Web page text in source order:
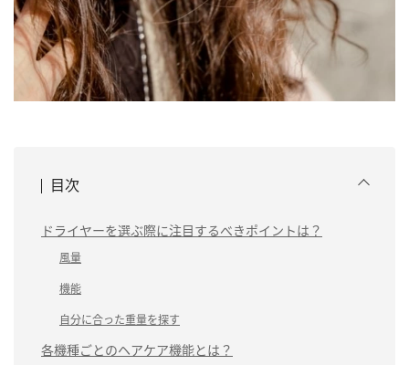
目次
ドライヤーを選ぶ際に注目するべきポイントは？
風量
機能
自分に合った重量を探す
各機種ごとのヘアケア機能とは？